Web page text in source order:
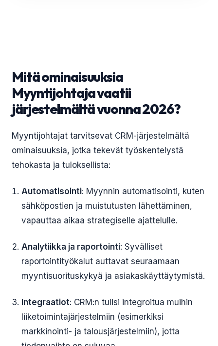
Mitä ominaisuuksia
Myyntijohtaja vaatii
järjestelmältä vuonna 2026?
Myyntijohtajat tarvitsevat CRM-järjestelmältä
ominaisuuksia, jotka tekevät työskentelystä
tehokasta ja tuloksellista:
Automatisointi: Myynnin automatisointi, kuten
sähköpostien ja muistutusten lähettäminen,
vapauttaa aikaa strategiselle ajattelulle.
Analytiikka ja raportointi: Syvälliset
raportointityökalut auttavat seuraamaan
myyntisuorituskykyä ja asiakaskäyttäytymistä.
Integraatiot: CRM:n tulisi integroitua muihin
liiketoimintajärjestelmiin (esimerkiksi
markkinointi- ja talousjärjestelmiin), jotta